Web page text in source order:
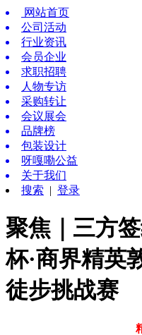
网站首页
公司活动
行业资讯
会员企业
求职招聘
人物专访
采购转让
会议展会
品牌榜
包装设计
呀嘎嘞公益
关于我们
搜索 | 登录
聚焦｜三方
杯·商界精英
徒步挑战赛